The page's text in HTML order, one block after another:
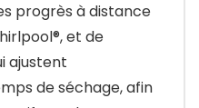
progrès à distance
et de
ajustent
de séchage, afin